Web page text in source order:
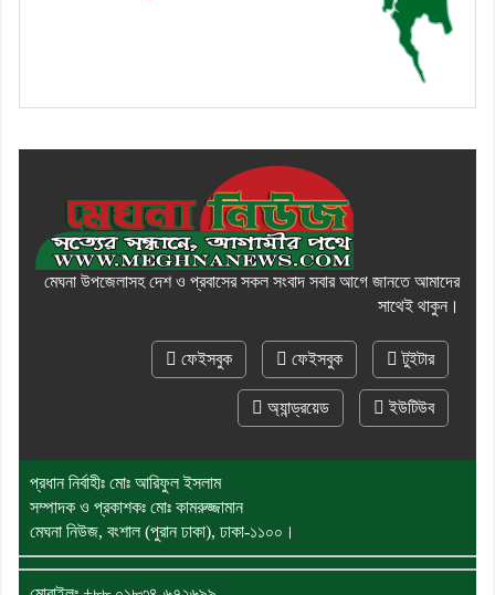
মেঘনা উপজেলাসহ দেশ ও প্রবাসের সকল সংবাদ সবার আগে জানতে আমাদের
সাথেই থাকুন।
ফেইসবুক ফেইসবুক টুইটার
অ্যান্ড্রয়েড ইউটিউব
প্রধান নির্বাহীঃ মোঃ আরিফুল ইসলাম
সম্পাদক ও প্রকাশকঃ মোঃ কামরুজ্জামান
মেঘনা নিউজ, বংশাল (পুরান ঢাকা), ঢাকা-১১০০।